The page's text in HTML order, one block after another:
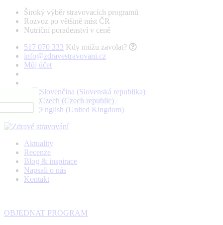
Široký výběr stravovacích programů
Rozvoz po většině míst ČR
Nutriční poradenství v ceně
517 070 333 Kdy můžu zavolat?
info@zdravestravovani.cz
Můj účet
Aktuality
Recenze
Blog & inspirace
Napsali o nás
Kontakt
OBJEDNAT PROGRAM